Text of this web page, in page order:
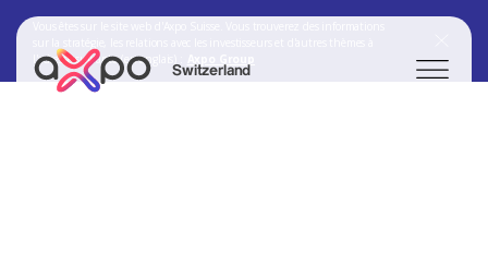
l'adresse suivante (en anglais) :
Switzerland